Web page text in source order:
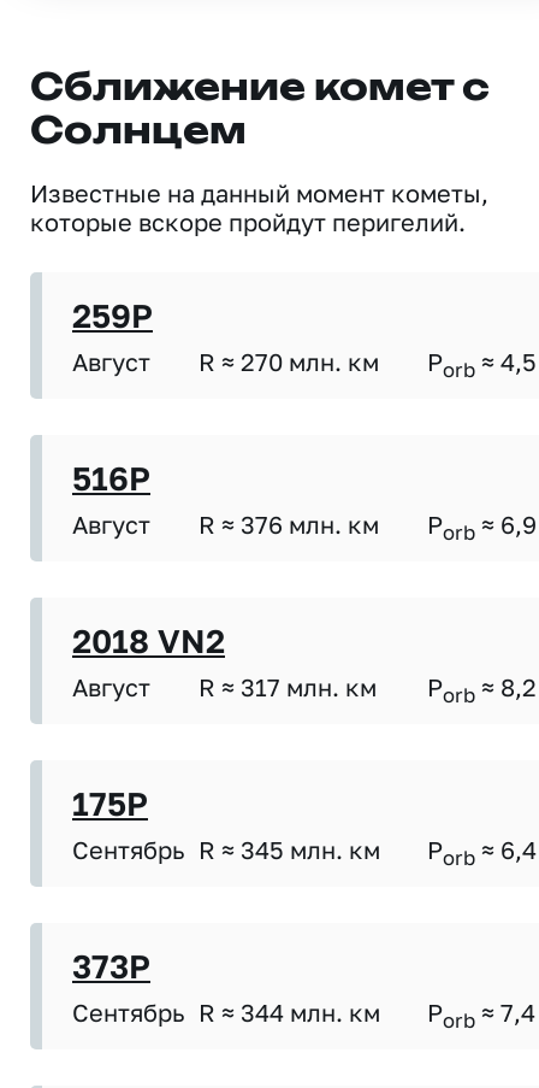
Сближение комет с
Солнцем
Известные на данный момент кометы,
которые вскоре пройдут перигелий.
259P
Август R ≈ 270 млн. км Porb ≈ 4,5
516P
Август R ≈ 376 млн. км Porb ≈ 6,9
2018 VN2
Август R ≈ 317 млн. км Porb ≈ 8,2
175P
Сентябрь R ≈ 345 млн. км Porb ≈ 6,4
373P
Сентябрь R ≈ 344 млн. км Porb ≈ 7,4